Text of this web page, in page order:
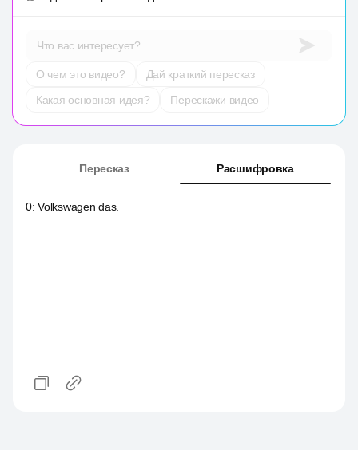
Что вас интересует?
О чем это видео?
Дай краткий пересказ
Какая основная идея?
Перескажи видео
Пересказ Расшифровка
0:Volkswagen das.